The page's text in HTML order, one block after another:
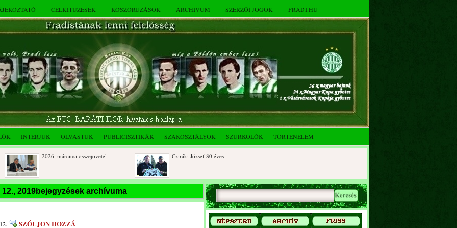
CÉLKITŰZÉSEK KOSZORÚZÁSOK ARCHÍVUM SZERZŐI JOGOK FRADI.HU
INTERJÚK OLVASTUK PUBLICISZTIKÁK SZAKOSZTÁLYOK SZURKOLÓK TÖRTÉNELEM
2026. márciusi összejövetel Cziráki József 80 éves
Rendkívüli közgyűlés és a 2025.
novemberi összejövetel
Dálnoki József 90 éves
2019bejegyzések archívuma
SZÓLJON HOZZÁ